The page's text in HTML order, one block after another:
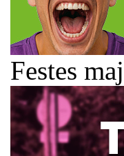
Festes